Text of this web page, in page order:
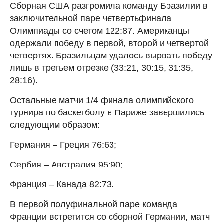
Сборная США разгромила команду Бразилии в
заключительной паре четвертьфинала
Олимпиады со счетом 122:87. Американцы
одержали победу в первой, второй и четвертой
четвертях. Бразильцам удалось вырвать победу
лишь в третьем отрезке (33:21, 30:15, 31:35,
28:16).
Остальные матчи 1/4 финала олимпийского
турнира по баскетболу в Париже завершились
следующим образом:
Германия – Греция 76:63;
Сербия – Австралия 95:90;
Франция – Канада 82:73.
В первой полуфинальной паре команда
Франции встретится со сборной Германии, матч